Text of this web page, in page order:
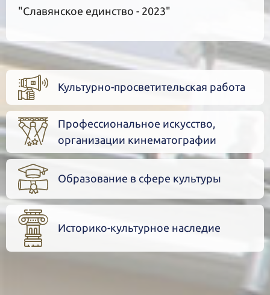
"Славянское единство - 2023"
Культурно-просветительская работа
Профессиональное искусство,
организации кинематографии
Образование в сфере культуры
Историко-культурное наследие